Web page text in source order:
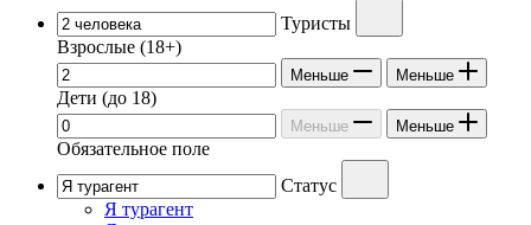
Туристы
Взрослые (18+)
Меньше Меньше
Дети (до 18)
Меньше Меньше
Обязательное поле
Статус
Я турагент